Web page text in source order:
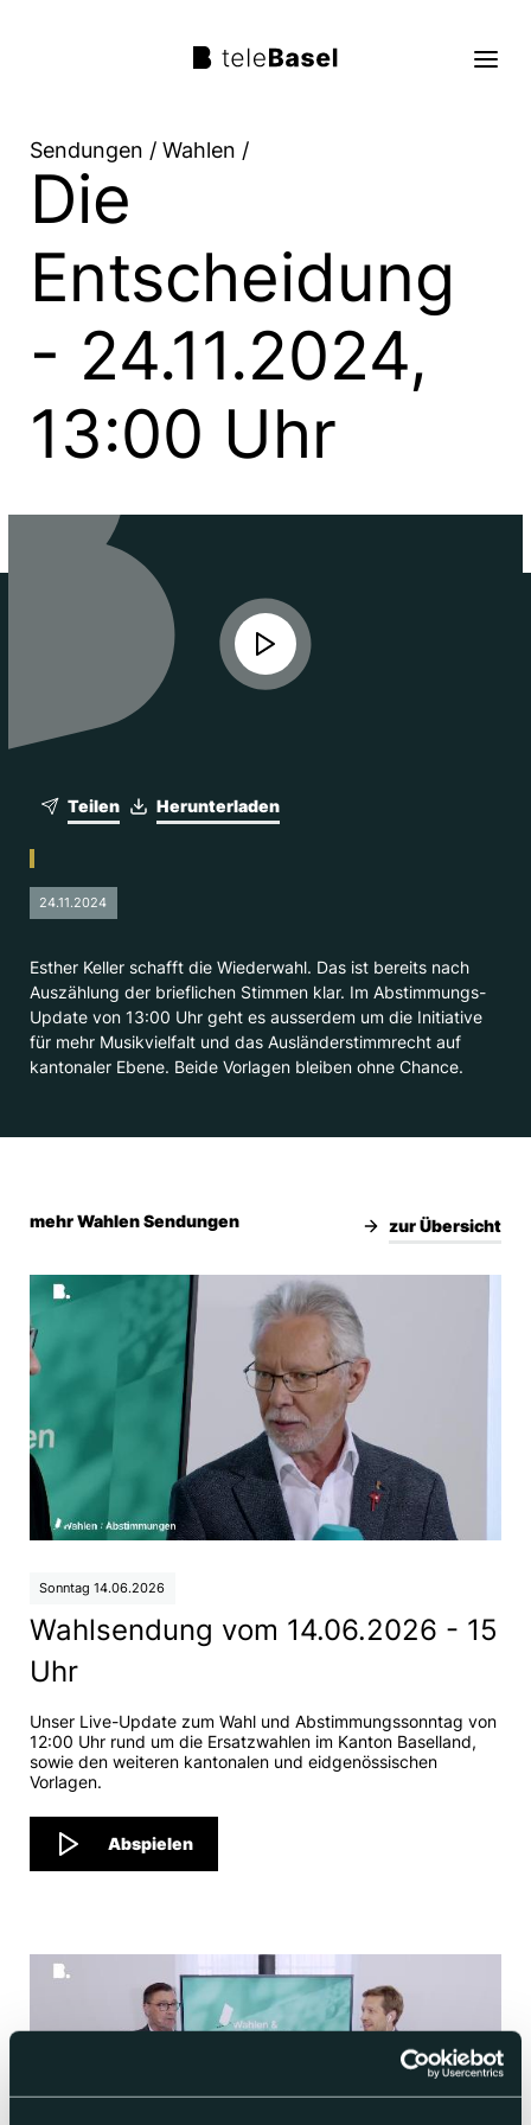
Live TV
Sendungen
TV Programm
Über uns
Suche
Sendungen / Wahlen /
Die
Entscheidung
- 24.11.2024,
13:00 Uhr
Herunterladen
Teilen
24.11.2024
Esther Keller schafft die Wiederwahl. Das ist bereits nach
Auszählung der brieflichen Stimmen klar. Im Abstimmungs-
Update von 13:00 Uhr geht es ausserdem um die Initiative
für mehr Musikvielfalt und das Ausländerstimmrecht auf
kantonaler Ebene. Beide Vorlagen bleiben ohne Chance.
mehr Wahlen Sendungen zur Übersicht
Sonntag 14.06.2026
Wahlsendung vom 14.06.2026 - 15
Uhr
Unser Live-Update zum Wahl und Abstimmungssonntag von
12:00 Uhr rund um die Ersatzwahlen im Kanton Baselland,
sowie den weiteren kantonalen und eidgenössischen
Vorlagen.
Abspielen